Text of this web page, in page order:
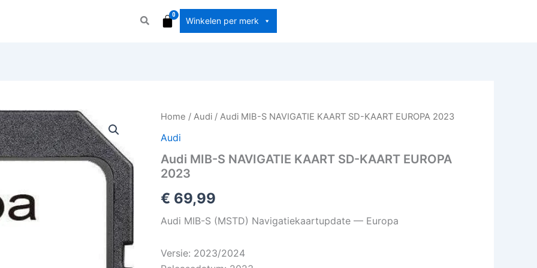
Winkelen per merk
Home /Audi / Audi MIB-S NAVIGATIE KAART SD-KAART EUROPA 2023
Audi
Audi MIB-S NAVIGATIE KAART SD-KAART EUROPA
2023
€ 69,99
Audi MIB-S (MSTD) Navigatiekaartupdate — Europa
Versie: 2023/2024
Audi
S
KAART
SD-
EUROPA
aantal